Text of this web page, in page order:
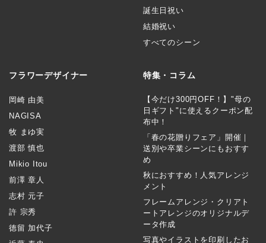
誕生日祝い
結婚祝い
すべてのシーン
フラワーデザイナー
岡崎 由美
NAGISA
牧 まゆ実
渡部 慎也
Mikio Itou
前澤 章人
志村 元子
許 宗秀
徳留 加代子
特集・コラム
【今だけ300円OFF！】"母の
日ギフト"に使えるクーポン配
布中！
「春の花贈りフェア」開催｜
送別や卒業シーンにもおすす
め
秋におすすめ！人気アレンジ
メント
フレームアレンジ・クリアト
ートアレンジのオリジナルデ
ータ作成
写真やイラストを印刷したお